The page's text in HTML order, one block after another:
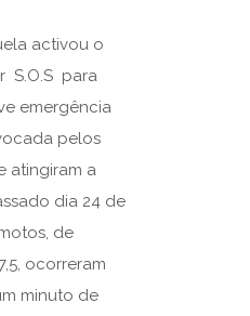
activou o
S.O.S para
emergência
pelos
atingiram a
dia 24 de
de
ocorreram
minuto de